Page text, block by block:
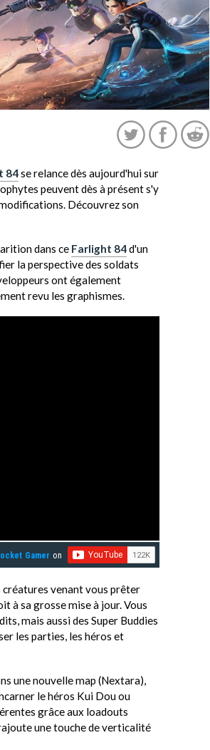
84se relance dès aujourd'hui sur
peuvent dès à présent s'y
Découvrez son
dans ce Farlight 84d'un
la perspective des soldats
ont également
revu les graphismes.
Gamer on
créatures venant vous prêter
à sa grosse mise à jour. Vous
mais aussi des Super Buddies
les parties, les héros et
une nouvelle map (Nextara),
le héros Kui Dou ou
grâce aux loadouts
une touche de verticalité